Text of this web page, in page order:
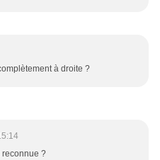
à droite ?
reconnue ?